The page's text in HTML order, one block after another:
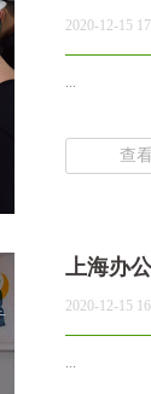
2020-12-15
...
查
上海办
2020-12-15
...